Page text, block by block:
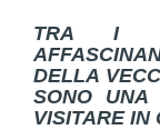
TRA I
DELLA
SONO UNA
VISITARE IN